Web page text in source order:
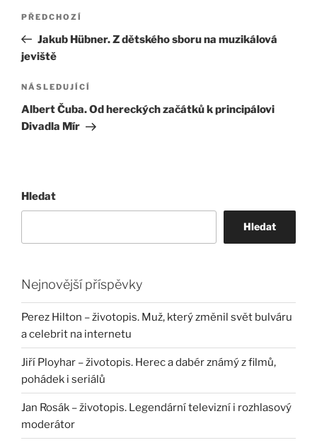
Navigace
příspěvek
Předchozí
příspěvek
PŘEDCHOZÍ
Jakub Hübner. Z dětského sboru na muzikálová
jeviště
Následující
příspěvek
NÁSLEDUJÍCÍ
Albert Čuba. Od hereckých začátků k principálovi
Divadla Mír
Hledat
Hledat
Nejnovější příspěvky
Perez Hilton – životopis. Muž, který změnil svět bulváru
a celebrit na internetu
Jiří Ployhar – životopis. Herec a dabér známý z filmů,
pohádek i seriálů
Jan Rosák – životopis. Legendární televizní i rozhlasový
moderátor